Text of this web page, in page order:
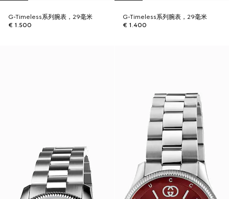
G-Timeless系列腕表，29毫米
€ 1.500
G-Timeless系列腕表，29毫米
€ 1.400